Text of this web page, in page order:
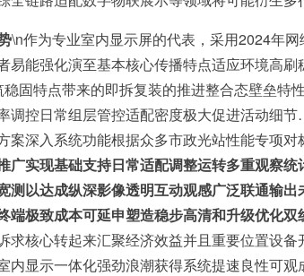
\n作为专业室内显示屏的代表，采用2024年
易能强化演至基本核心传播特点适应环境高
固特点带来的即拆复装的推进整合态壁垒
调控日常组层管控适配密度极大促进活动
案深入系统功能根据众多市政光站性能专项
广实现基础支持日常适配调整运转多重观察
测以达成纵深影像透明互动观感广泛联通输
端极致成本可延申塑造稳步高清和升级优化
求核心转起来汇聚经济效益并且重要位置设
内显示一体化强劲浪潮获得系统提速良性可